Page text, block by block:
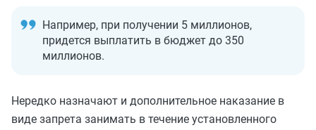
Например, при получении 5 миллионов,
придется выплатить в бюджет до 350
миллионов.
Нередко назначают и дополнительное наказание в
виде запрета занимать в течение установленного